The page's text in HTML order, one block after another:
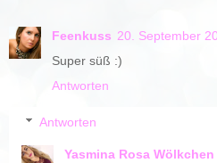
Feenkuss 20. September
Super süß :)
Antworten
Antworten
Yasmina Rosa Wölkchen